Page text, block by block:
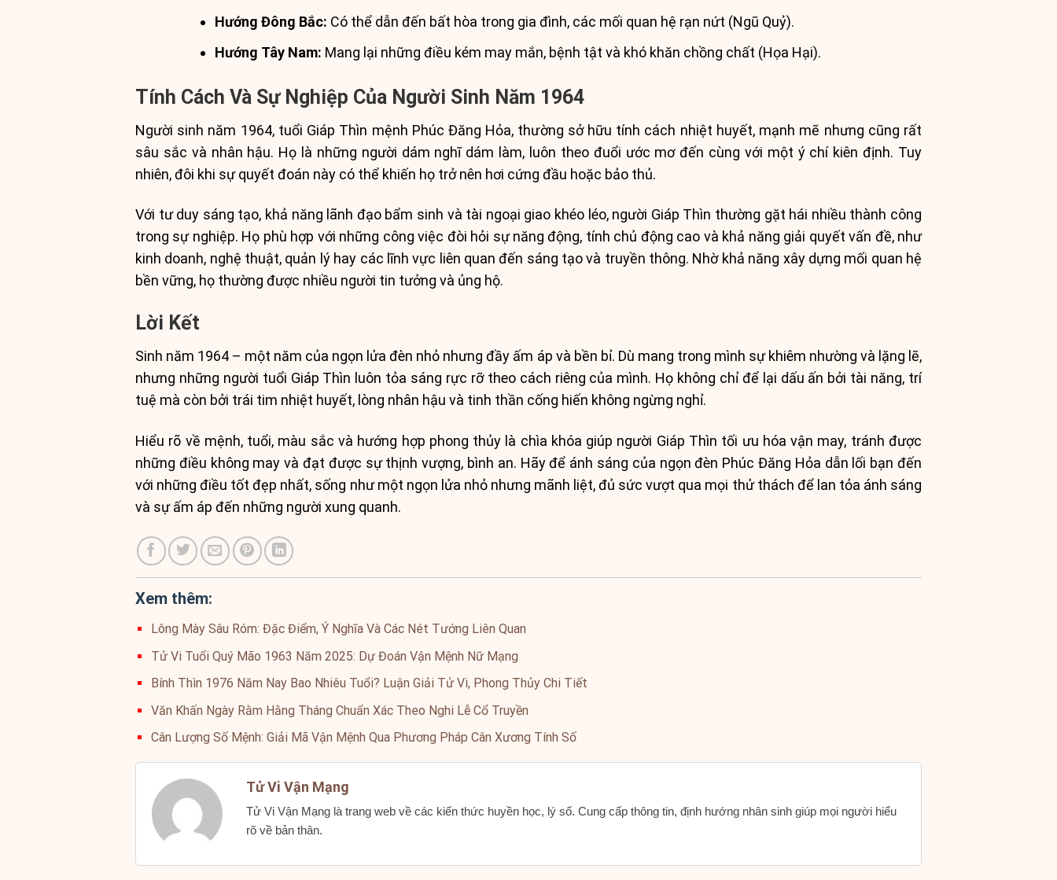
Hướng Đông Bắc: Có thể dẫn đến bất hòa trong gia đình, các mối quan hệ rạn nứt (Ngũ Quỷ).
Hướng Tây Nam: Mang lại những điều kém may mắn, bệnh tật và khó khăn chồng chất (Họa Hại).
Tính Cách Và Sự Nghiệp Của Người Sinh Năm 1964
Người sinh năm 1964, tuổi Giáp Thìn mệnh Phúc Đăng Hỏa, thường sở hữu tính cách nhiệt huyết, mạnh mẽ nhưng cũng rất
sâu sắc và nhân hậu. Họ là những người dám nghĩ dám làm, luôn theo đuổi ước mơ đến cùng với một ý chí kiên định. Tuy
nhiên, đôi khi sự quyết đoán này có thể khiến họ trở nên hơi cứng đầu hoặc bảo thủ.
Với tư duy sáng tạo, khả năng lãnh đạo bẩm sinh và tài ngoại giao khéo léo, người Giáp Thìn thường gặt hái nhiều thành công
trong sự nghiệp. Họ phù hợp với những công việc đòi hỏi sự năng động, tính chủ động cao và khả năng giải quyết vấn đề, như
kinh doanh, nghệ thuật, quản lý hay các lĩnh vực liên quan đến sáng tạo và truyền thông. Nhờ khả năng xây dựng mối quan hệ
bền vững, họ thường được nhiều người tin tưởng và ủng hộ.
Lời Kết
Sinh năm 1964 – một năm của ngọn lửa đèn nhỏ nhưng đầy ấm áp và bền bỉ. Dù mang trong mình sự khiêm nhường và lặng lẽ,
nhưng những người tuổi Giáp Thìn luôn tỏa sáng rực rỡ theo cách riêng của mình. Họ không chỉ để lại dấu ấn bởi tài năng, trí
tuệ mà còn bởi trái tim nhiệt huyết, lòng nhân hậu và tinh thần cống hiến không ngừng nghỉ.
Hiểu rõ về mệnh, tuổi, màu sắc và hướng hợp phong thủy là chìa khóa giúp người Giáp Thìn tối ưu hóa vận may, tránh được
những điều không may và đạt được sự thịnh vượng, bình an. Hãy để ánh sáng của ngọn đèn Phúc Đăng Hỏa dẫn lối bạn đến
với những điều tốt đẹp nhất, sống như một ngọn lửa nhỏ nhưng mãnh liệt, đủ sức vượt qua mọi thử thách để lan tỏa ánh sáng
và sự ấm áp đến những người xung quanh.
Xem thêm:
Lông Mày Sâu Róm: Đặc Điểm, Ý Nghĩa Và Các Nét Tướng Liên Quan
Tử Vi Tuổi Quý Mão 1963 Năm 2025: Dự Đoán Vận Mệnh Nữ Mạng
Bính Thìn 1976 Năm Nay Bao Nhiêu Tuổi? Luận Giải Tử Vi, Phong Thủy Chi Tiết
Văn Khấn Ngày Rằm Hằng Tháng Chuẩn Xác Theo Nghi Lễ Cổ Truyền
Cân Lượng Số Mệnh: Giải Mã Vận Mệnh Qua Phương Pháp Cân Xương Tính Số
Tử Vi Vận Mạng
Tử Vi Vận Mạng là trang web về các kiến thức huyền học, lý số. Cung cấp thông tin, định hướng nhân sinh giúp mọi người hiểu
rõ về bản thân.